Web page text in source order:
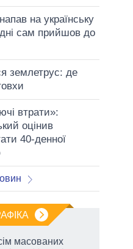
на українську
сам прийшов до
землетрус: де
втрати»:
оцінив
40-денної
масованих